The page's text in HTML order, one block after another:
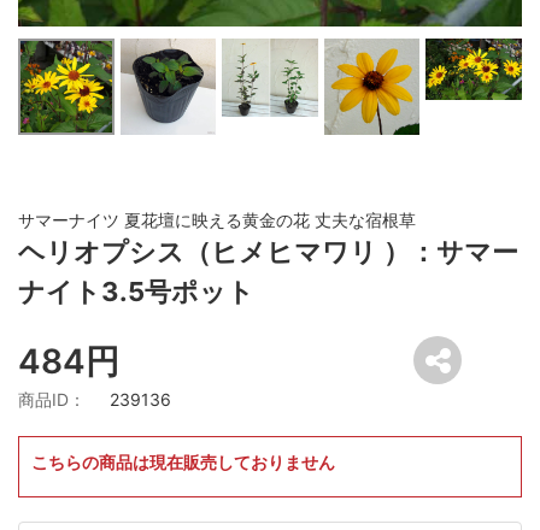
サマーナイツ 夏花壇に映える黄金の花 丈夫な宿根草
ヘリオプシス（ヒメヒマワリ ）：サマー
ナイト3.5号ポット
484円
商品ID： 239136
こちらの商品は現在販売しておりません